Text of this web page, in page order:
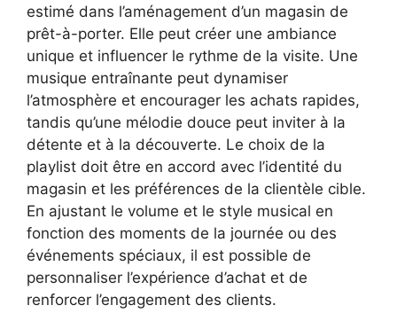
estimé dans l’aménagement d’un magasin de
prêt-à-porter. Elle peut créer une ambiance
unique et influencer le rythme de la visite. Une
musique entraînante peut dynamiser
l’atmosphère et encourager les achats rapides,
tandis qu’une mélodie douce peut inviter à la
détente et à la découverte. Le choix de la
playlist doit être en accord avec l’identité du
magasin et les préférences de la clientèle cible.
En ajustant le volume et le style musical en
fonction des moments de la journée ou des
événements spéciaux, il est possible de
personnaliser l’expérience d’achat et de
renforcer l’engagement des clients.